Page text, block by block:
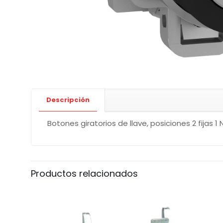
Descripción
Botones giratorios de llave, posiciones 2 fijas 1
Productos relacionados